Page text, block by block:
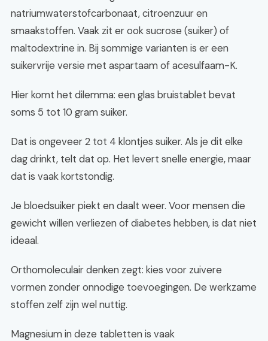
natriumwaterstofcarbonaat, citroenzuur en
smaakstoffen. Vaak zit er ook sucrose (suiker) of
maltodextrine in. Bij sommige varianten is er een
suikervrije versie met aspartaam of acesulfaam-K.
Hier komt het dilemma: een glas bruistablet bevat
soms 5 tot 10 gram suiker.
Dat is ongeveer 2 tot 4 klontjes suiker. Als je dit elke
dag drinkt, telt dat op. Het levert snelle energie, maar
dat is vaak kortstondig.
Je bloedsuiker piekt en daalt weer. Voor mensen die
gewicht willen verliezen of diabetes hebben, is dat niet
ideaal.
Orthomoleculair denken zegt: kies voor zuivere
vormen zonder onnodige toevoegingen. De werkzame
stoffen zelf zijn wel nuttig.
Magnesium in deze tabletten is vaak